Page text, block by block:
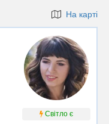
На карті
Світло є